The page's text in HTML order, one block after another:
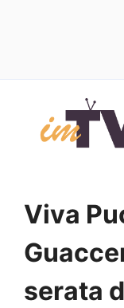
contenuto
Viva
serata